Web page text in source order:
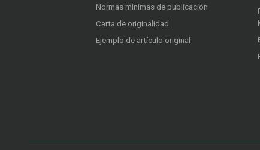
Normas mínimas de publicación
Carta de originalidad
Ejemplo de artículo original